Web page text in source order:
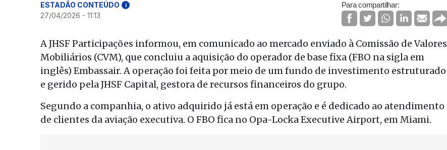
ESTADÃO CONTEÚDO i
27/04/2026 - 11:13
Para compartilhar:
A JHSF Participações informou, em comunicado ao mercado enviado à Comissão de Valores
Mobiliários (CVM), que concluiu a aquisição do operador de base fixa (FBO na sigla em
inglês) Embassair. A operação foi feita por meio de um fundo de investimento estruturado
e gerido pela JHSF Capital, gestora de recursos financeiros do grupo.
Segundo a companhia, o ativo adquirido já está em operação e é dedicado ao atendimento
de clientes da aviação executiva. O FBO fica no Opa-Locka Executive Airport, em Miami.